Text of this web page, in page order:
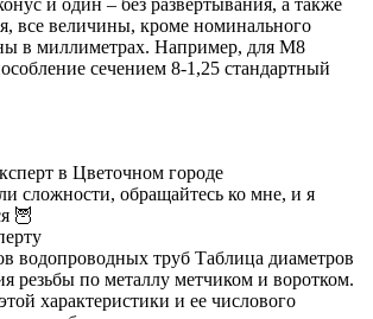
все величины, кроме номинального
в миллиметрах. Например, для М8
сечением 8-1,25 стандартный
в Цветочном городе
сложности, обращайтесь ко мне, и я
🦉
водопроводных труб Таблица диаметров
резьбы по металлу метчиком и воротком.
характеристики и ее числового